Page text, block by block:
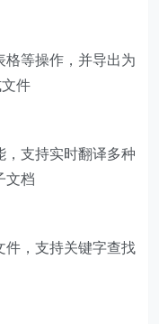
格等操作，并导出为
件
，支持实时翻译多种
文档
件，支持关键字查找